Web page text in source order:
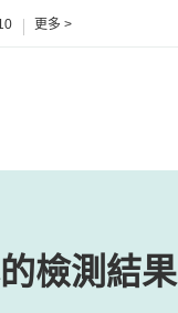
更多 >
檢測結果